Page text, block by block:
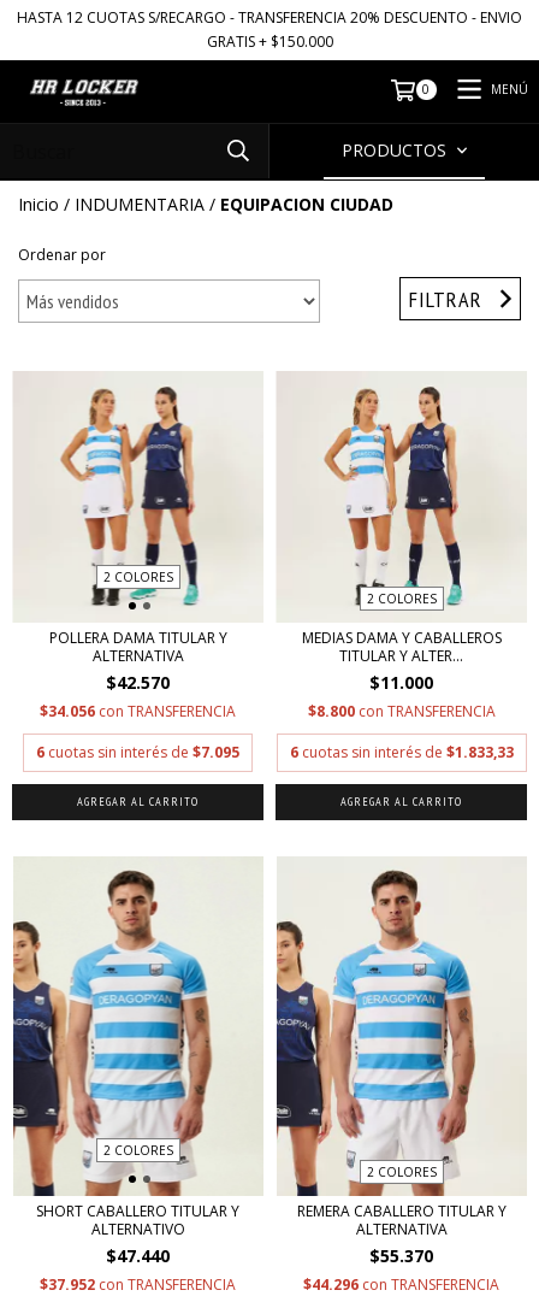
HASTA 12 CUOTAS S/RECARGO - TRANSFERENCIA 20% DESCUENTO - ENVIO
GRATIS + $150.000
0 MENÚ
PRODUCTOS
Inicio / INDUMENTARIA / EQUIPACION CIUDAD
Ordenar por
FILTRAR
2 COLORES
POLLERA DAMA TITULAR Y
ALTERNATIVA
$42.570
$34.056 con TRANSFERENCIA
6 cuotas sin interés de $7.095
AGREGAR AL CARRITO
2 COLORES
MEDIAS DAMA Y CABALLEROS
TITULAR Y ALTER...
$11.000
$8.800 con TRANSFERENCIA
6 cuotas sin interés de $1.833,33
AGREGAR AL CARRITO
2 COLORES
SHORT CABALLERO TITULAR Y
ALTERNATIVO
$47.440
$37.952 con TRANSFERENCIA
2 COLORES
REMERA CABALLERO TITULAR Y
ALTERNATIVA
$55.370
$44.296 con TRANSFERENCIA